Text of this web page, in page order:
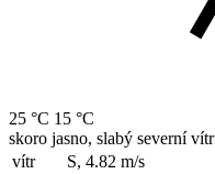
25 °C 15 °C
skoro jasno, slabý severní vítr
vítr
S, 4.82 m/s